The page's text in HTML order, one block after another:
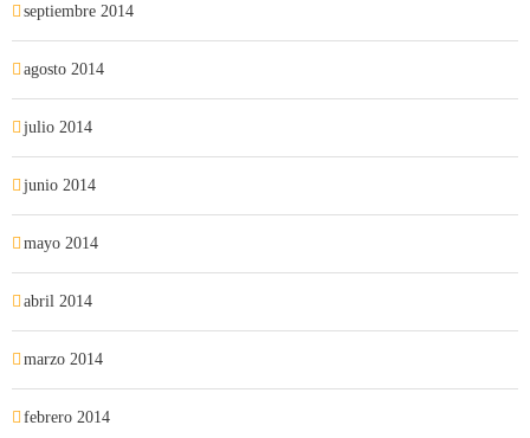
septiembre 2014
agosto 2014
julio 2014
junio 2014
mayo 2014
abril 2014
marzo 2014
febrero 2014